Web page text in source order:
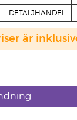
DETALJHANDEL
är